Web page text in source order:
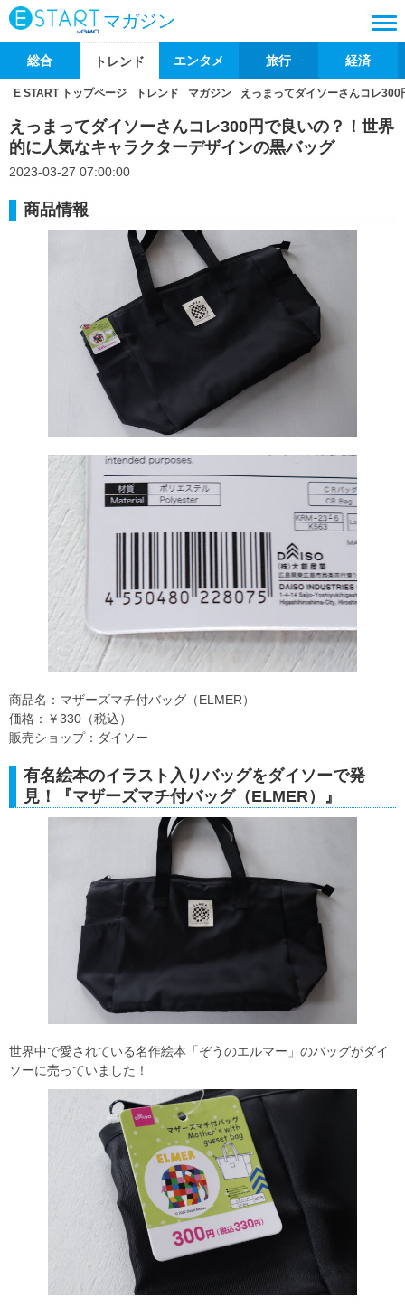
マガジン
総合 トレンド エンタメ 旅行 経済
E START トップページ トレンド マガジン えっまってダイソーさんコレ
えっまってダイソーさんコレ300円で良いの？！世界
的に人気なキャラクターデザインの黒バッグ
2023-03-27 07:00:00
商品情報
商品名：マザーズマチ付バッグ（ELMER）
価格：￥330（税込）
販売ショップ：ダイソー
有名絵本のイラスト入りバッグをダイソーで発
見！『マザーズマチ付バッグ（ELMER）』
世界中で愛されている名作絵本「ぞうのエルマー」のバッグがダイ
ソーに売っていました！